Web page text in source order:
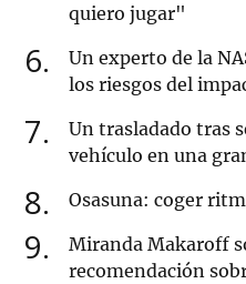
quiero jugar"
6
Un experto de la
los riesgos del
7
Un trasladado tras
vehículo en una
8 Osasuna: coger
9
Miranda Makaroff
recomendación